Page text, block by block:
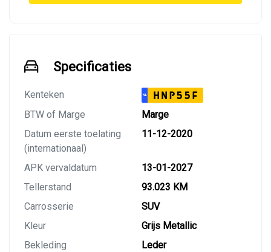
Specificaties
Kenteken NL HNP55F
BTW of Marge
Marge
Datum eerste toelating
(internationaal)
11-12-2020
APK vervaldatum
13-01-2027
Tellerstand
93.023 KM
Carrosserie
SUV
Kleur
Grijs Metallic
Bekleding
Leder